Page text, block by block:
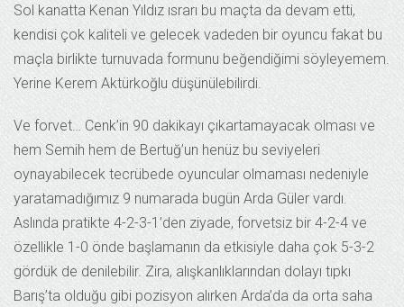
Sol kanatta Kenan Yıldız ısrarı bu maçta da devam etti,
kendisi çok kaliteli ve gelecek vadeden bir oyuncu fakat bu
maçla birlikte turnuvada formunu beğendiğimi söyleyemem.
Yerine Kerem Aktürkoğlu düşünülebilirdi.
Ve forvet… Cenk’in 90 dakikayı çıkartamayacak olması ve
hem Semih hem de Bertuğ’un henüz bu seviyeleri
oynayabilecek tecrübede oyuncular olmaması nedeniyle
yaratamadığımız 9 numarada bugün Arda Güler vardı.
Aslında pratikte 4-2-3-1’den ziyade, forvetsiz bir 4-2-4 ve
özellikle 1-0 önde başlamanın da etkisiyle daha çok 5-3-2
gördük de denilebilir. Zira, alışkanlıklarından dolayı tıpkı
Barış’ta olduğu gibi pozisyon alırken Arda’da da orta saha